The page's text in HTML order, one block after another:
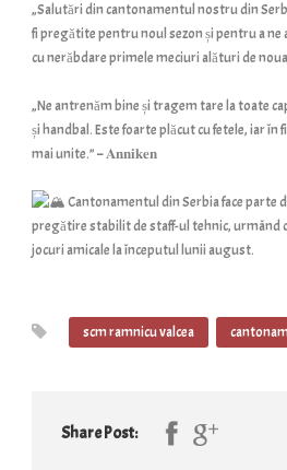
„Salutări din cantonamentul nostru din
fi pregătite pentru noul sezon și pentru a
cu nerăbdare primele meciuri alături de noua
„Ne antrenăm bine și tragem tare la toate
și handbal. Este foarte plăcut cu fetele, iar în
mai unite.” – 𝐀𝐧𝐧𝐢𝐤𝐞𝐧
Cantonamentul din Serbia face parte
pregătire stabilit de staff-ul tehnic, urmând
jocuri amicale la începutul lunii august.
scm ramnicu valcea
Share Post: